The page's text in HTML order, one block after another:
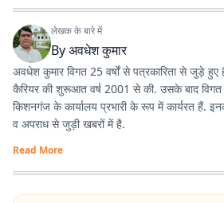
लेखक के बारे में
Byअवधेश कुमार
अवधेश कुमार विगत 25 वर्षों से पत्रकारिता से जुड़े हुए
कैरियर की शुरूआत वर्ष 2001 से की. उसके बाद विगत
किशनगंज के कार्यालय प्रभारी के रूप में कार्यरत हैं.
व अपराध से जुड़ी खबरों में है.
Read More